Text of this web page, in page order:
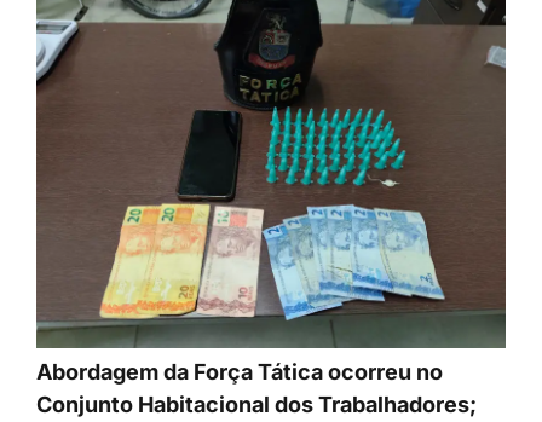
Abordagem da Força Tática ocorreu no
Conjunto Habitacional dos Trabalhadores;